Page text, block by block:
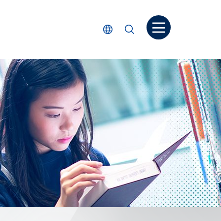
選擇語言
搜尋 打開菜单